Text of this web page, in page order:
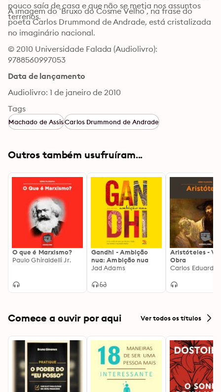
pouco saía de casa e que não se metia nos assuntos
terrenos.
A imagem do ‘Bruxo do Cosme Velho’, na frase do
poeta Carlos Drummond de Andrade, está cristalizada
no imaginário nacional.
© 2010 Universidade Falada (Audiolivro):
9788560997053
Data de lançamento
Audiolivro: 1 de janeiro de 2010
Tags
Machado de AssisCarlos Drummond de Andrade
Outros também usufruíram...
O que é Marxismo?
Paulo Ghiraldelli Jr.
Gandhi - Ambição
nua: Ambição nua
Jad Adams
Aristóteles -
Obra
Comece a ouvir por aqui Ver todos os títulos